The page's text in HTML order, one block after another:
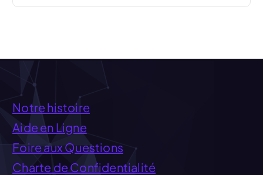
Notre histoire
Aide en Ligne
Foire aux Questions
Charte de Confidentialité